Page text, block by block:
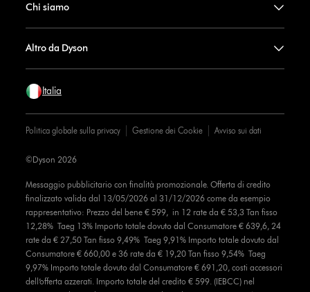
Chi siamo
Altro da Dyson
Italia
Politica globale sulla privacy Gestione dei Cookie Avviso sui dati
Messaggio pubblicitario con finalità promozionale. Offerta di credito
finalizzato valida dal 13/05/2026 al 31/12/2026 come da esempio
rappresentativo: Prezzo del bene € 599, in 12 rate da € 53,3 Tan fisso
12,28% Taeg 13% Importo totale dovuto dal Consumatore € 639,6, 24
rate da € 27,50 Tan fisso 9,49% Taeg 9,91% Importo totale dovuto dal
Consumatore € 660,00 e 36 rate da € 19,20 Tan fisso 9,54% Taeg
9,97% Importo totale dovuto dal Consumatore € 691,20, costi accessori
dell’offerta azzerati. Importo totale del credito € 599. (IEBCC) nel
©Dyson 2026